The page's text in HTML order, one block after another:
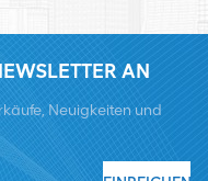
Modulen, Kabel,
Zu den
ZTE, Bell, Alcatel,
unseren internationalen
AN
Neuigkeiten und